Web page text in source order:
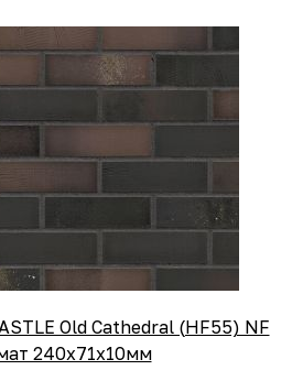
Old Cathedral (HF55) NF
240x71x10мм